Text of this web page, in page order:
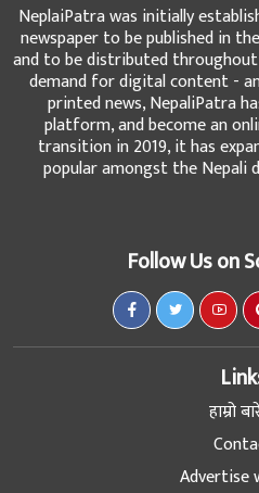
NeplaiPatra was initially
newspaper to be published in
and to be distributed
demand for digital content -
printed news, NepaliPatra
platform, and become an
transition in 2019, it has
popular amongst the Nepali
Follow Us on
हाम्रो
Advertise